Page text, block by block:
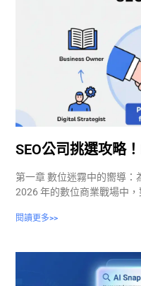
SEO公司挑選攻略
第一章 數位迷霧中的嚮導：
2026 年的數位商業戰場中
閱讀更多>>